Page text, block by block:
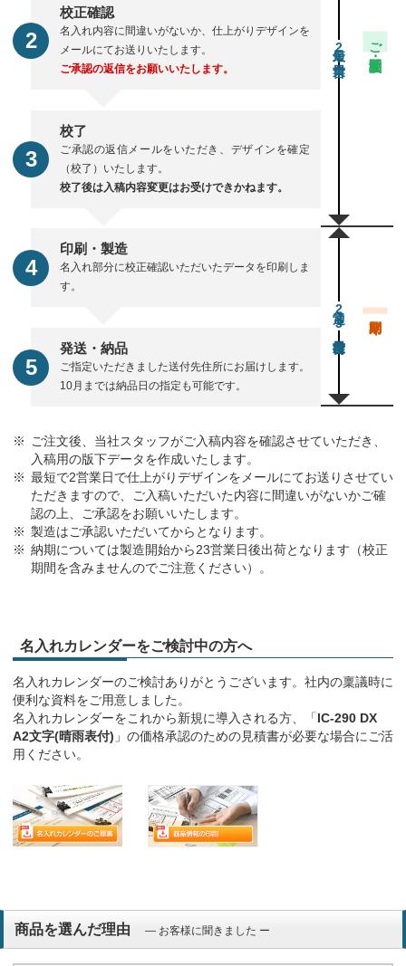
校正確認
名入れ内容に間違いがないか、仕上がりデザインを
メールにてお送りいたします。
ご承認の返信をお願いいたします。
校了
ご承認の返信メールをいただき、デザインを確定
（校了）いたします。
校了後は入稿内容変更はお受けできかねます。
2 ご注文・校正期間
印刷・製造
名入れ部分に校正確認いただいたデータを印刷しま
す。
発送・納品
ご指定いただきました送付先住所にお届けします。
10月までは納品日の指定も可能です。
通常23営業日後出荷
ご注文後、当社スタッフがご入稿内容を確認させていただき、
入稿用の版下データを作成いたします。
最短で2営業日で仕上がりデザインをメールにてお送りさせてい
ただきますので、ご入稿いただいた内容に間違いがないかご確
認の上、ご承認をお願いいたします。
製造はご承認いただいてからとなります。
納期については製造開始から23営業日後出荷となります（校正
期間を含みませんのでご注意ください）。
名入れカレンダーをご検討中の方へ
名入れカレンダーのご検討ありがとうございます。社内の稟議時に
便利な資料をご用意しました。
名入れカレンダーをこれから新規に導入される方、「IC-290 DX
A2文字(晴雨表付) 」の価格承認のための見積書が必要な場合にご活
用ください。
商品を選んだ理由 ― お客様に聞きました ー